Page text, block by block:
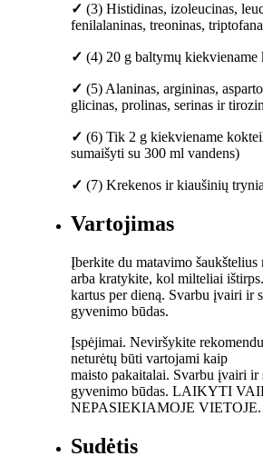
✓ (3) Histidinas, izoleucinas,
fenilalaninas, treoninas,
✓ (4) 20 g baltymų kiekviename
✓ (5) Alaninas, argininas,
glicinas, prolinas, serinas ir
✓ (6) Tik 2 g kiekviename
sumaišyti su 300 ml vandens)
✓ (7) Krekenos ir kiaušinių
Vartojimas
Įberkite du matavimo
arba kratykite, kol milteliai
kartus per dieną. Svarbu įvairi ir
gyvenimo būdas.
Įspėjimai. Neviršykite
neturėtų būti vartojami kaip
maisto pakaitalai. Svarbu įvairi ir
gyvenimo būdas. LAIKYTI
NEPASIEKIAMOJE VIETOJE.
Sudėtis